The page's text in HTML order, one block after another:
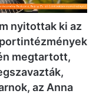
nyitottak ki az
megtartott,
az Anna